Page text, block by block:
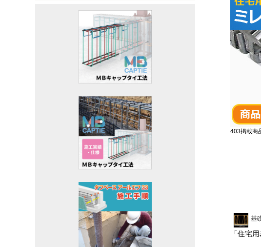
403掲載商
基
「住宅